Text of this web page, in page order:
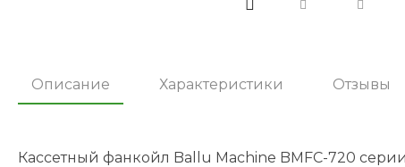
Описание Характеристики Отзывы
Кассетный фанкойл Ballu Machine BMFC-720